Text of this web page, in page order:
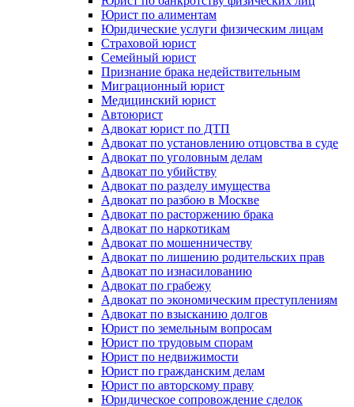
Юрист по алиментам
Юридические услуги физическим лицам
Страховой юрист
Семейный юрист
Признание брака недействительным
Миграционный юрист
Медицинский юрист
Автоюрист
Адвокат юрист по ДТП
Адвокат по установлению отцовства в суде
Адвокат по уголовным делам
Адвокат по убийству
Адвокат по разделу имущества
Адвокат по разбою в Москве
Адвокат по расторжению брака
Адвокат по наркотикам
Адвокат по мошенничеству
Адвокат по лишению родительских прав
Адвокат по изнасилованию
Адвокат по грабежу
Адвокат по экономическим преступлениям
Адвокат по взысканию долгов
Юрист по земельным вопросам
Юрист по трудовым спорам
Юрист по недвижимости
Юрист по гражданским делам
Юрист по авторскому праву
Юридическое сопровождение сделок